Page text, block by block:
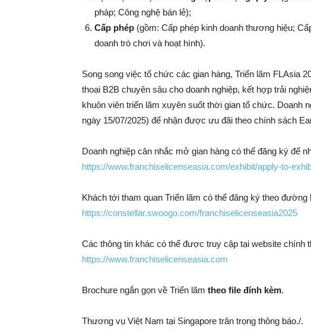
pháp; Công nghệ bán lẻ);
Cấp phép (gồm: Cấp phép kinh doanh thương hiệu;
doanh trò chơi và hoạt hình).
Song song việc tổ chức các gian hàng, Triển lãm FLAsia
thoại B2B chuyên sâu cho doanh nghiệp, kết hợp trải
khuôn viên triển lãm xuyên suốt thời gian tổ chức. Doanh
ngày 15/07/2025) để nhận được ưu đãi theo chính sách
Doanh nghiệp cân nhắc mở gian hàng có thể đăng ký để
https://www.franchiselicenseasia.com/exhibit/apply-to-
Khách tới tham quan Triển lãm có thể đăng ký theo đường
https://constellar.swoogo.com/franchiselicenseasia2025
Các thông tin khác có thể được truy cập tại website chính
https://www.franchiselicenseasia.com
Brochure ngắn gọn về Triển lãm theo file đính kèm.
Thương vụ Việt Nam tại Singapore trân trọng thông báo./.